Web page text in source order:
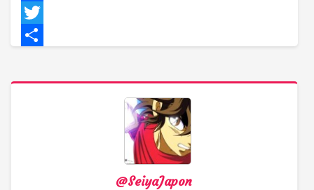
Facebook
Twitter
@SeiyaJapon